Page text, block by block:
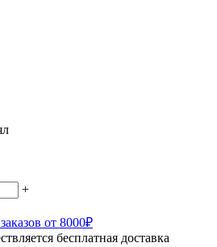
+
от 8000₽
бесплатная доставка